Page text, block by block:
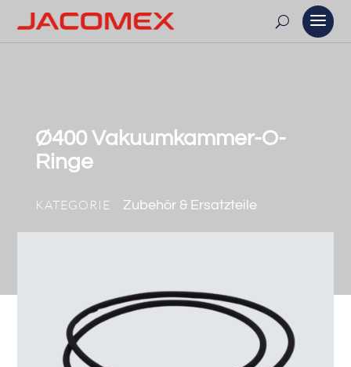
Ø400 Vakuumkammer-O-
Ringe
KATEGORIE Zubehör & Ersatzteile